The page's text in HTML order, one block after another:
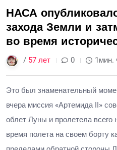
НАСА
захода Земли и
во время
/ 57 лет 0 1мин.
Это был знаменательный
вчера миссия «Артемида II»
облет Луны и пролетела
время полета на своем борту